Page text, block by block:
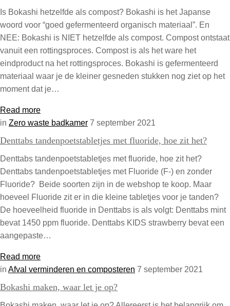
Is Bokashi hetzelfde als compost? Bokashi is het Japanse
woord voor “goed gefermenteerd organisch materiaal”. En
NEE: Bokashi is NIET hetzelfde als compost. Compost ontstaat
vanuit een rottingsproces. Compost is als het ware het
eindproduct na het rottingsproces. Bokashi is gefermenteerd
materiaal waar je de kleiner gesneden stukken nog ziet op het
moment dat je…
Read more
in Zero waste badkamer 7 september 2021
Denttabs tandenpoetstabletjes met fluoride, hoe zit het?
Denttabs tandenpoetstabletjes met fluoride, hoe zit het?
Denttabs tandenpoetstabletjes met Fluoride (F-) en zonder
Fluoride? Beide soorten zijn in de webshop te koop. Maar
hoeveel Fluoride zit er in die kleine tabletjes voor je tanden?
De hoeveelheid fluoride in Denttabs is als volgt: Denttabs mint
bevat 1450 ppm fluoride. Denttabs KIDS strawberry bevat een
aangepaste…
Read more
in Afval verminderen en composteren 7 september 2021
Bokashi maken, waar let je op?